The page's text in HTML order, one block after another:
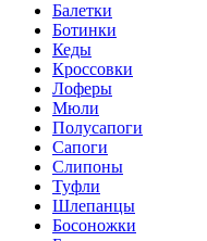
Балетки
Ботинки
Кеды
Кроссовки
Лоферы
Мюли
Полусапоги
Сапоги
Слипоны
Туфли
Шлепанцы
Босоножки